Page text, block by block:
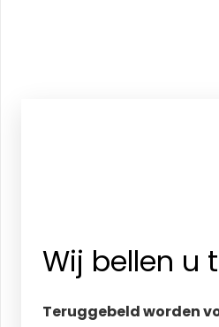
Wij bellen u
Teruggebeld worden